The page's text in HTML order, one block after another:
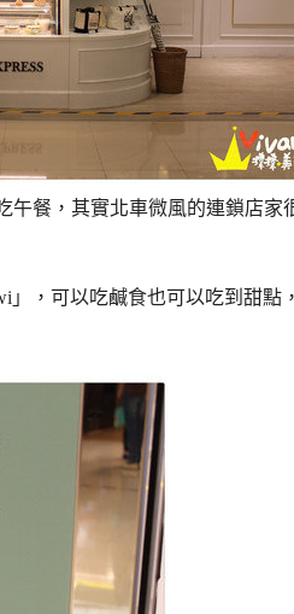
餐，其實北車微風的連鎖店家
」，可以吃鹹食也可以吃到甜點